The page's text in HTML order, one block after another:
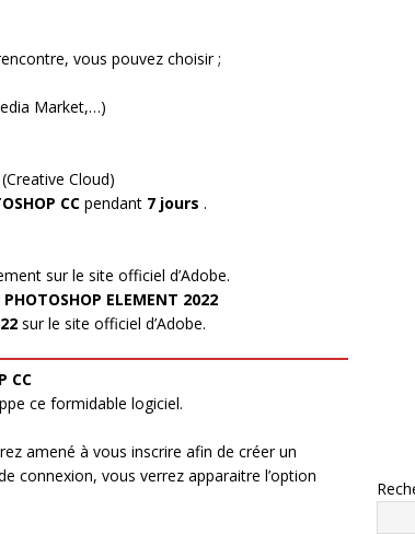
vous pouvez choisir ;
Market,…)
(Creative Cloud)
CC pendant 7 jours .
sur le site officiel d’Adobe.
PHOTOSHOP ELEMENT 2022
sur le site officiel d’Adobe.
CC
ce formidable logiciel.
amené à vous inscrire afin de créer un
connexion, vous verrez apparaitre l’option